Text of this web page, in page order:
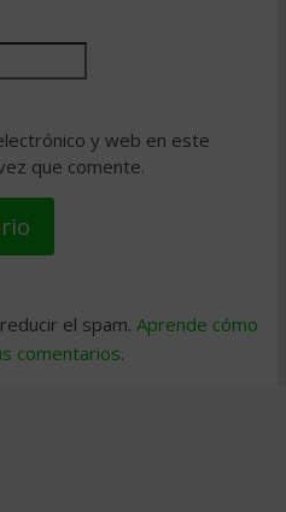
y web en este
que comente.
el spam. Aprende cómo
comentarios.